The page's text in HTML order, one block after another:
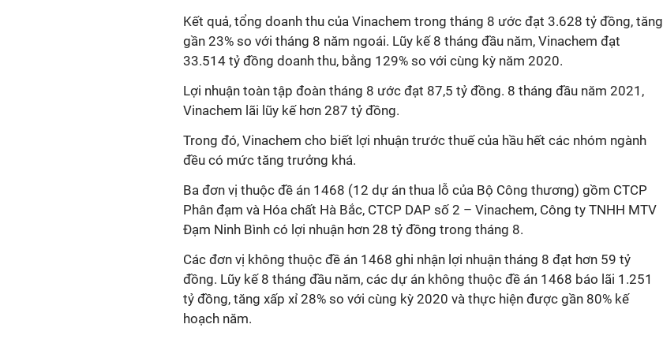
Kết quả, tổng doanh thu của Vinachem trong tháng 8 ước đạt 3.628 tỷ đồng, tăng
gần 23% so với tháng 8 năm ngoái. Lũy kế 8 tháng đầu năm, Vinachem đạt
33.514 tỷ đồng doanh thu, bằng 129% so với cùng kỳ năm 2020.
Lợi nhuận toàn tập đoàn tháng 8 ước đạt 87,5 tỷ đồng. 8 tháng đầu năm 2021,
Vinachem lãi lũy kế hơn 287 tỷ đồng.
Trong đó, Vinachem cho biết lợi nhuận trước thuế của hầu hết các nhóm ngành
đều có mức tăng trưởng khá.
Ba đơn vị thuộc đề án 1468 (12 dự án thua lỗ của Bộ Công thương) gồm CTCP
Phân đạm và Hóa chất Hà Bắc, CTCP DAP số 2 – Vinachem, Công ty TNHH MTV
Đạm Ninh Bình có lợi nhuận hơn 28 tỷ đồng trong tháng 8.
Các đơn vị không thuộc đề án 1468 ghi nhận lợi nhuận tháng 8 đạt hơn 59 tỷ
đồng. Lũy kế 8 tháng đầu năm, các dự án không thuộc đề án 1468 báo lãi 1.251
tỷ đồng, tăng xấp xỉ 28% so với cùng kỳ 2020 và thực hiện được gần 80% kế
hoạch năm.